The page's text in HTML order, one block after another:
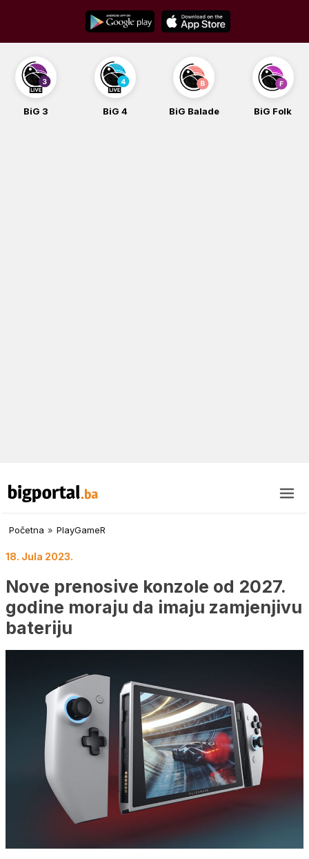
content
BiG 3 BiG 4 BiG Balade BiG Folk
Početna » PlayGameR
18. Jula 2023.
Nove prenosive konzole od 2027.
godine moraju da imaju zamjenjivu
bateriju